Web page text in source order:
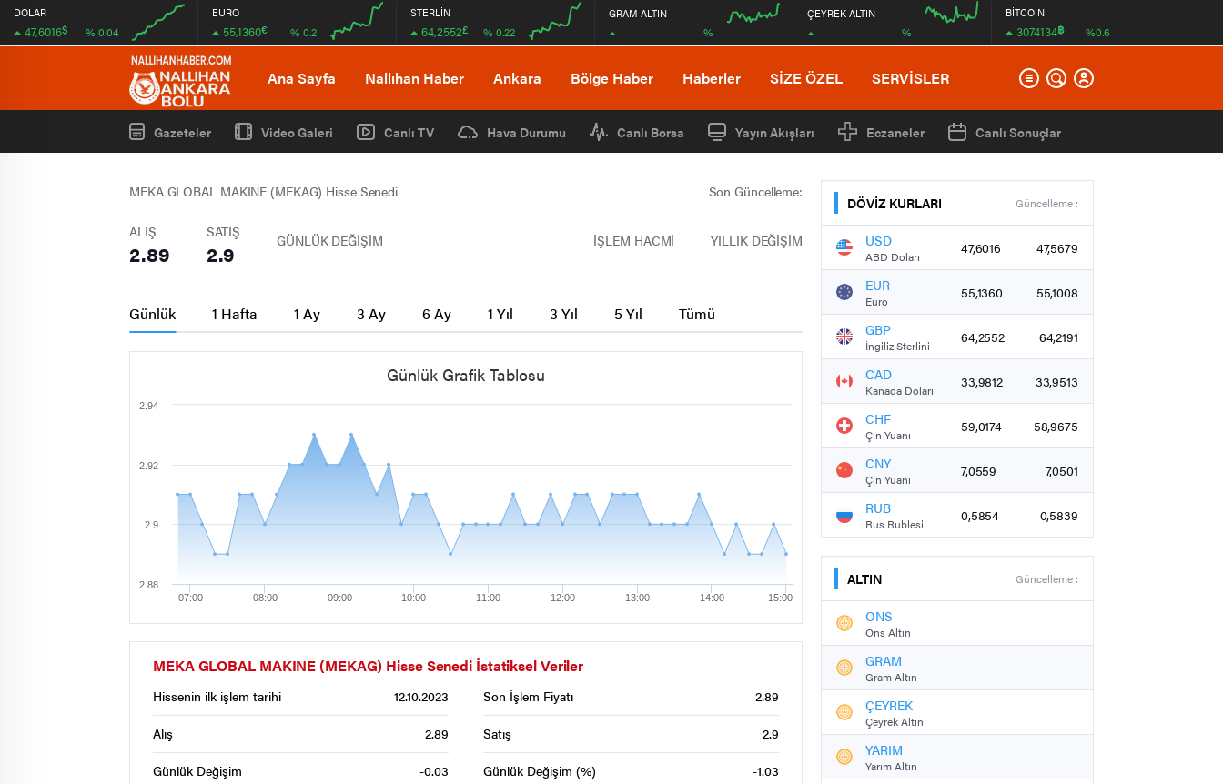
DOLAR
47,6016$ % 0.04
00:00 00:00
EURO
55,1360€ % 0.2
STERLİN
64,2552£ % 0.22
GRAM ALTIN
%
ÇEYREK ALTIN
%
BİTCOİN
3074134฿ %0.6
Ana Sayfa Nallıhan Haber Ankara Bölge Haber Haberler SİZE ÖZEL SERVİSLER
Gazeteler Video Galeri Canlı TV Hava Durumu Canlı Borsa Yayın Akışları Eczaneler Canlı Sonuçlar
MEKA GLOBAL MAKINE (MEKAG) Hisse Senedi Son Güncelleme:
ALIŞ
2.89
SATIŞ
2.9 GÜNLÜK DEĞİŞİM İŞLEM HACMİ YILLIK DEĞİŞİM
Günlük 1 Hafta 1 Ay 3 Ay 6 Ay 1 Yıl 3 Yıl 5 Yıl Tümü
Günlük Grafik Tablosu
07:00 08:00 09:00 10:00 11:00 12:00 13:00 14:00 15:00
2.88
2.9
2.92
2.94
MEKA GLOBAL MAKINE (MEKAG) Hisse Senedi İstatiksel Veriler
Hissenin ilk işlem tarihi 12.10.2023 Son İşlem Fiyatı 2.89
Alış 2.89 Satış 2.9
Günlük Değişim -0.03 Günlük Değişim (%) -1.03
DÖVİZ KURLARI Güncelleme :
USD
ABD Doları 47,6016 47,5679
EUR
Euro 55,1360 55,1008
GBP
İngiliz Sterlini 64,2552 64,2191
CAD
Kanada Doları 33,9812 33,9513
CHF
Çin Yuanı 59,0174 58,9675
CNY
Çin Yuanı 7,0559 7,0501
RUB
Rus Rublesi 0,5854 0,5839
ALTIN Güncelleme :
ONS
Ons Altın
GRAM
Gram Altın
ÇEYREK
Çeyrek Altın
YARIM
Yarım Altın